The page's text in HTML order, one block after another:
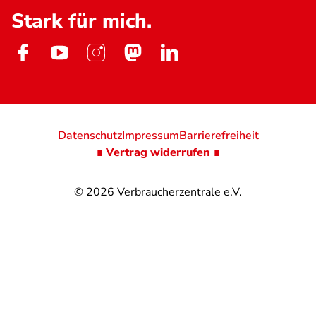
Stark für mich.
© 2026 Verbraucherzentrale e.V.
DatenschutzImpressumBarrierefreiheit
∎ Vertrag widerrufen ∎